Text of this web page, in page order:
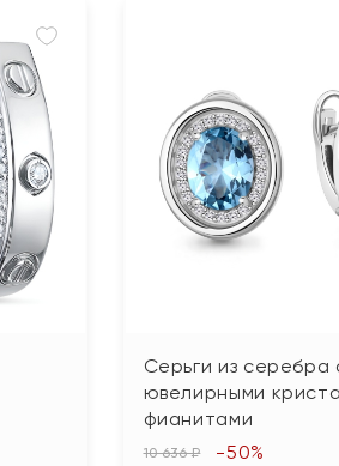
Серьги из серебра
ювелирными
фианитами
10 636 ₽ -50%